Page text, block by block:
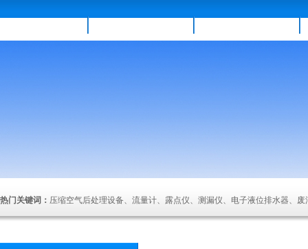
热门关键词： 压缩空气后处理设备、流量计、露点仪、测漏仪、电子液位排水器、